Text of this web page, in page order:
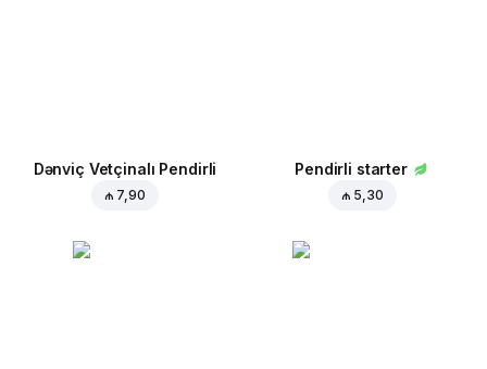
Dənviç Vetçinalı Pendirli
₼ 7,90
Pendirli starter
₼ 5,30